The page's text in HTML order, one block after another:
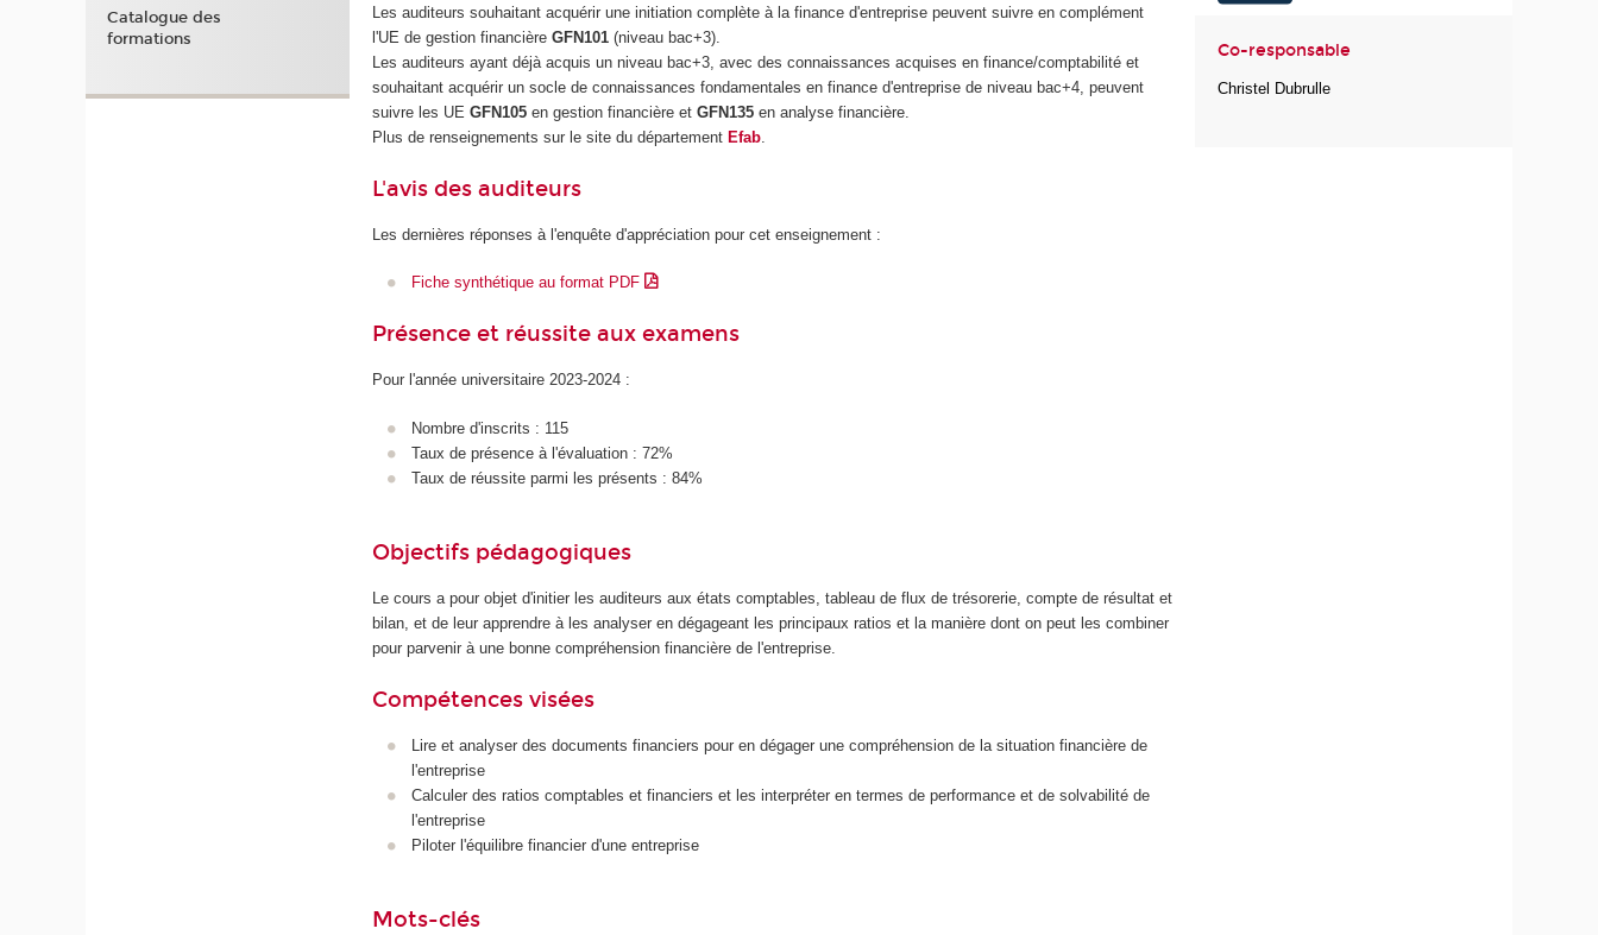
Les auditeurs souhaitant acquérir une initiation complète à la finance d'entreprise peuvent suivre en complément
l'UE de gestion financièreGFN101 (niveau bac+3).
Les auditeurs ayant déjà acquis un niveau bac+3, avec des connaissances acquises en finance/comptabilité et
souhaitant acquérir un socle de connaissances fondamentales en finance d'entreprise de niveau bac+4, peuvent
suivre les UEGFN105en gestion financière etGFN135 en analyse financière.
Plus de renseignements sur le site du département Efab.
L'avis des auditeurs
Les dernières réponses à l'enquête d'appréciation pour cet enseignement :
Fiche synthétique au format PDF
Présence et réussite aux examens
Pour l'année universitaire 2023-2024 :
Nombre d'inscrits : 115
Taux de présence à l'évaluation : 72%
Taux de réussite parmi les présents : 84%
Objectifs pédagogiques
Le cours a pour objet d'initier les auditeurs aux états comptables, tableau de flux de trésorerie, compte de résultat et
bilan, et de leur apprendre à les analyser en dégageant les principaux ratios et la manière dont on peut les combiner
pour parvenir à une bonne compréhension financière de l'entreprise.
Compétences visées
Lire et analyser des documents financiers pour en dégager une compréhension de la situation financière de
l'entreprise
Calculer des ratios comptables et financiers et les interpréter en termes de performance et de solvabilité de
l'entreprise
Piloter l'équilibre financier d'une entreprise
Mots-clés
Co-responsable
Christel Dubrulle
Catalogue des
formations